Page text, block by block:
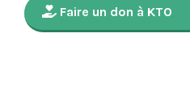
Faire un don à KTO